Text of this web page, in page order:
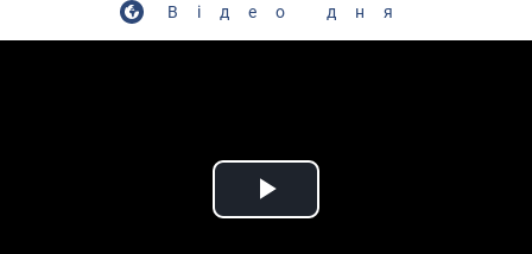
Відео дня
Play Video